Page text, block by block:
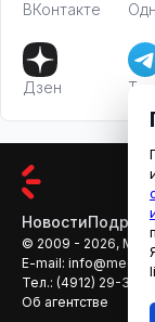
ВКонтакте
Дзен
Новости
© 2009 - 2026,
E-mail:
Тел.: (4912) 29-33-66
Об агентстве